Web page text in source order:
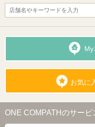
My
お気に
ONE COMPATHのサービ